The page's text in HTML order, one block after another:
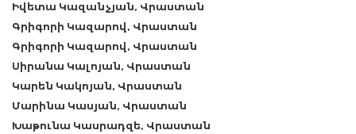
Իվետա Կազանչյան, Վրաստան
Գրիգորի Կազարով, Վրաստան
Գրիգորի Կազարով, Վրաստան
Սիրանա Կալոյան, Վրաստան
Կարեն Կակոյան, Վրաստան
Մարինա Կասյան, Վրաստան
Խաթունա Կասրադզե, Վրաստան